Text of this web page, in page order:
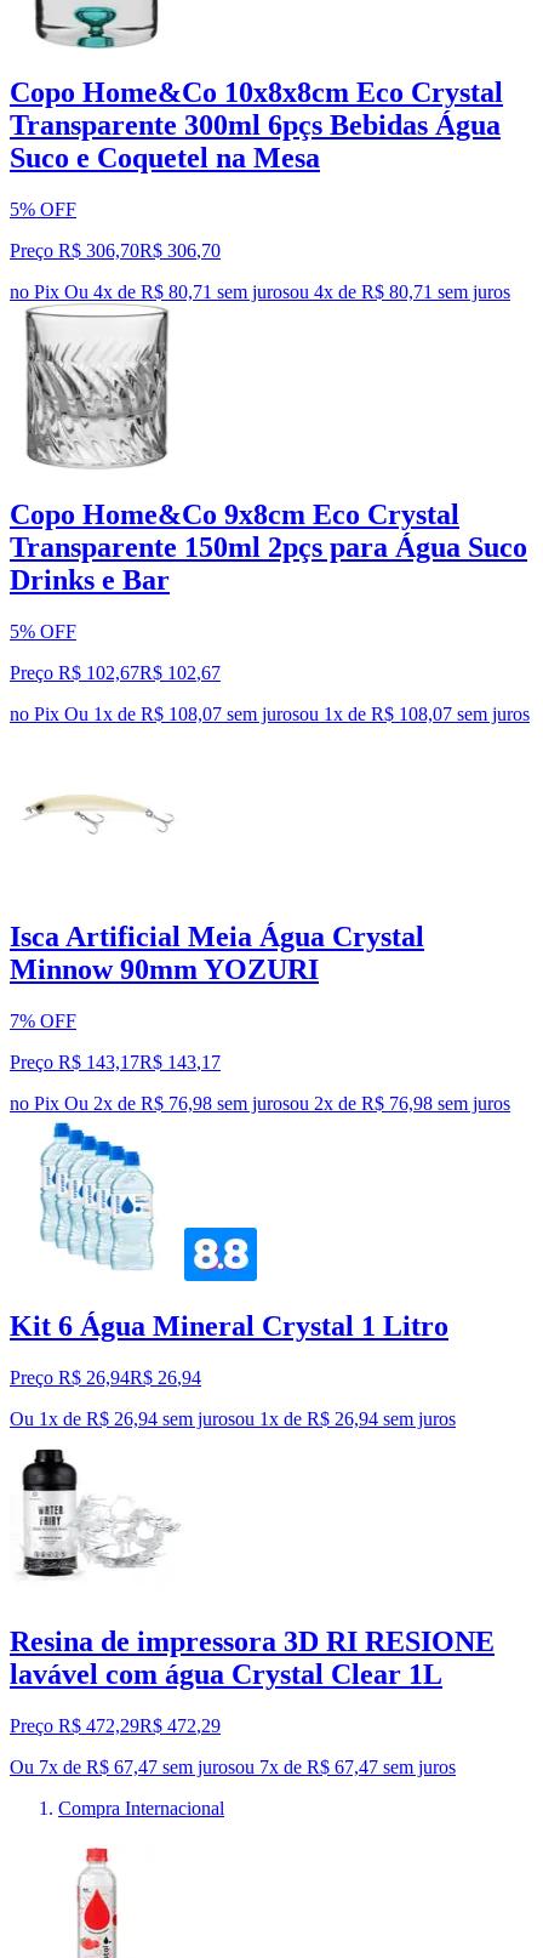
Copo Home&Co 10x8x8cm Eco Crystal
Transparente 300ml 6pçs Bebidas Água
Suco e Coquetel na Mesa
5% OFF
Preço R$ 306,70R$ 306,70
no Pix Ou 4x de R$ 80,71 sem jurosou 4x de R$ 80,71 sem juros
Copo Home&Co 9x8cm Eco Crystal
Transparente 150ml 2pçs para Água Suco
Drinks e Bar
5% OFF
Preço R$ 102,67R$ 102,67
no Pix Ou 1x de R$ 108,07 sem jurosou 1x de R$ 108,07 sem juros
Isca Artificial Meia Água Crystal
Minnow 90mm YOZURI
7% OFF
Preço R$ 143,17R$ 143,17
no Pix Ou 2x de R$ 76,98 sem jurosou 2x de R$ 76,98 sem juros
Kit 6 Água Mineral Crystal 1 Litro
Preço R$ 26,94R$ 26,94
Ou 1x de R$ 26,94 sem jurosou 1x de R$ 26,94 sem juros
Resina de impressora 3D RI RESIONE
lavável com água Crystal Clear 1L
Preço R$ 472,29R$ 472,29
Ou 7x de R$ 67,47 sem jurosou 7x de R$ 67,47 sem juros
Compra Internacional